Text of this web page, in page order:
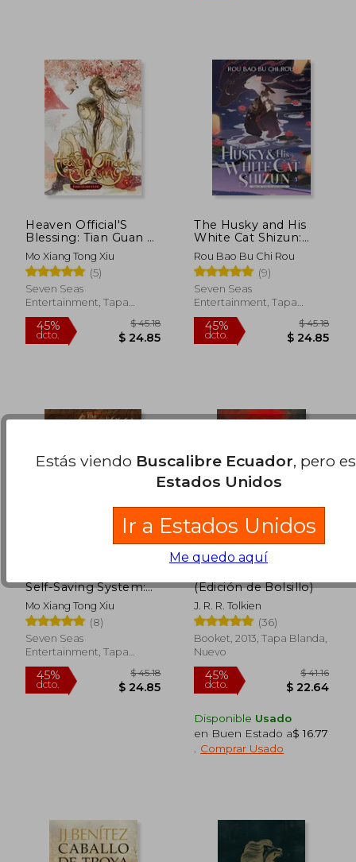
45%
dcto.
$ 15.19
45%
dcto. $
Heaven Official'S
Blessing: Tian Guan ci
fu (Novel) Vol. 5 (en
Inglés)
Mo Xiang Tong Xiu
(5)
Seven Seas
Entertainment, Tapa
Blanda, Nuevo
The Husky and His
White Cat Shizun:
Erha He Ta de Bai
Mao Shizun (Novel)
Vol. 3 (en Inglés)
Rou Bao Bu Chi Rou
(9)
Seven Seas
Entertainment, Tapa
Blanda, Nuevo
Self-Saving System:
Ren Zha Fanpai Zijiu
Xitong (Novel) Vol. 4
(en Inglés)
Mo Xiang Tong Xiu
(8)
Seven Seas
Entertainment, Tapa
Blanda, Nuevo
(Edición de Bolsillo)
J. R. R. Tolkien
(36)
Booket, 2013, Tapa Blanda,
Nuevo
Disponible Usado
en Buen Estado a$ 16.77
Comprar Usado
Estás viendo Buscalibre Ecuador, pero
Estados Unidos
Ir a Estados Unidos
Me quedo aquí